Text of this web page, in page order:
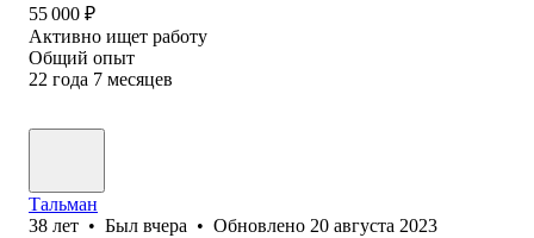
55 000 ₽
Активно ищет работу
Общий опыт
22 года 7 месяцев
Тальман
38 лет • Был вчера • Обновлено 20 августа 2023